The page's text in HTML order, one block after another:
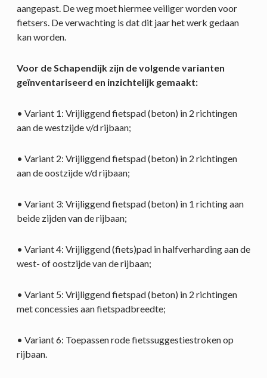
aangepast. De weg moet hiermee veiliger worden voor
fietsers. De verwachting is dat dit jaar het werk gedaan
kan worden.
Voor de Schapendijk zijn de volgende varianten
geïnventariseerd en inzichtelijk gemaakt:
• Variant 1: Vrijliggend fietspad (beton) in 2 richtingen
aan de westzijde v/d rijbaan;
• Variant 2: Vrijliggend fietspad (beton) in 2 richtingen
aan de oostzijde v/d rijbaan;
• Variant 3: Vrijliggend fietspad (beton) in 1 richting aan
beide zijden van de rijbaan;
• Variant 4: Vrijliggend (fiets)pad in halfverharding aan de
west- of oostzijde van de rijbaan;
• Variant 5: Vrijliggend fietspad (beton) in 2 richtingen
met concessies aan fietspadbreedte;
• Variant 6: Toepassen rode fietssuggestiestroken op
rijbaan.